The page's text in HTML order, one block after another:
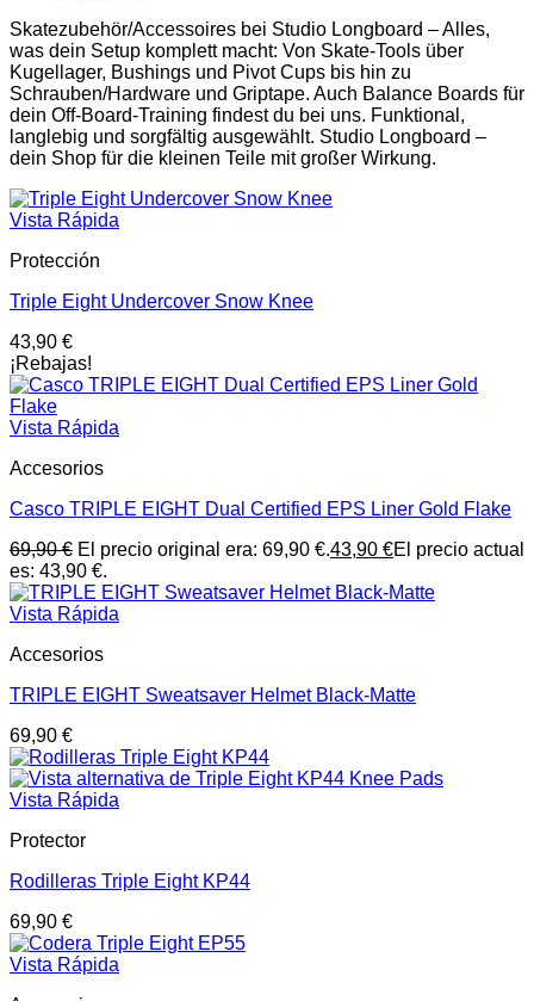
Skatezubehör/Accessoires bei Studio Longboard – Alles,
was dein Setup komplett macht: Von Skate-Tools über
Kugellager, Bushings und Pivot Cups bis hin zu
Schrauben/Hardware und Griptape. Auch Balance Boards für
dein Off-Board-Training findest du bei uns. Funktional,
langlebig und sorgfältig ausgewählt. Studio Longboard –
dein Shop für die kleinen Teile mit großer Wirkung.
Vista Rápida
Protección
Triple Eight Undercover Snow Knee
43,90 €
¡Rebajas!
Vista Rápida
Accesorios
Casco TRIPLE EIGHT Dual Certified EPS Liner Gold Flake
69,90€ El precio original era: 69,90 €.43,90 €El precio actual
es: 43,90 €.
Vista Rápida
Accesorios
TRIPLE EIGHT Sweatsaver Helmet Black-Matte
69,90 €
Vista Rápida
Protector
Rodilleras Triple Eight KP44
69,90 €
Vista Rápida